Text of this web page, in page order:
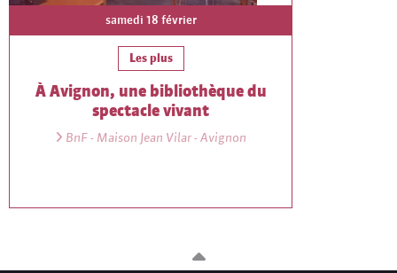
samedi 18 février
Les plus
À Avignon, une bibliothèque du
spectacle vivant
BnF - Maison Jean Vilar - Avignon